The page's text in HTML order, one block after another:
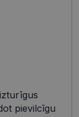
pievilcīgu